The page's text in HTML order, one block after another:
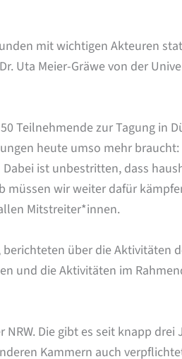
mit wichtigen Akteuren
Uta Meier-Gräwe von der
Teilnehmende zur Tagung in
heute umso mehr
ist unbestritten, dass
müssen wir weiter dafür
Mitstreiter*innen.
über die Aktivitäten
und die Aktivitäten im
Die gibt es seit knapp
Kammern auch